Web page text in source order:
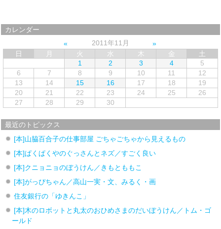
カレンダー
2011年11月
日
月 火 水 木 金
土
1
2 3 4
5
6
7 8 9 10 11
12
13
14 15 16 17 18
19
20
21 22 23 24 25
26
27
28 29 30
最近のトピックス
[本]山脇百合子の仕事部屋 ごちゃごちゃから見えるもの
[本]ぱくぱくやのぐっさんとネズ／すごく良い
[本]クニョニョのぼうけん／きもとももこ
[本]がっぴちゃん／高山一実・文、みるく・画
住友銀行の「ゆきんこ」
[本]木のロボットと丸太のおひめさまのだいぼうけん／トム・ゴ
ールド